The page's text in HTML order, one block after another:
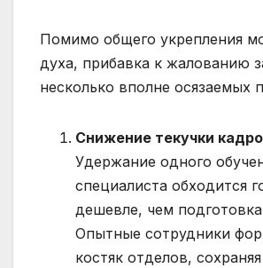
Помимо общего укрепления
духа, прибавка к жалованию
несколько вполне осязаемых
Снижение текучки
Удержание одного
специалиста обходится
дешевле, чем
Опытные сотрудники
костяк отделов, сохраняя